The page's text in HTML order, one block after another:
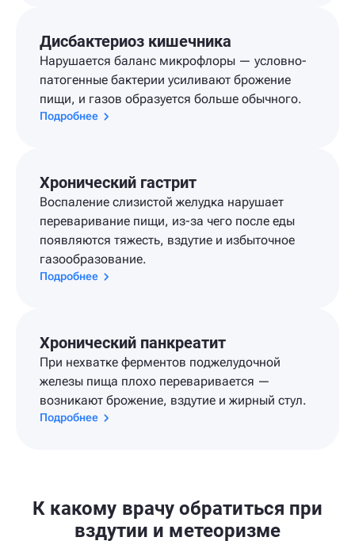
Дисбактериоз кишечника
Нарушается баланс микрофлоры — условно-
патогенные бактерии усиливают брожение
пищи, и газов образуется больше обычного.
Подробнее
Хронический гастрит
Воспаление слизистой желудка нарушает
переваривание пищи, из-за чего после еды
появляются тяжесть, вздутие и избыточное
газообразование.
Подробнее
Хронический панкреатит
При нехватке ферментов поджелудочной
железы пища плохо переваривается —
возникают брожение, вздутие и жирный стул.
Подробнее
К какому врачу обратиться при
вздутии и метеоризме